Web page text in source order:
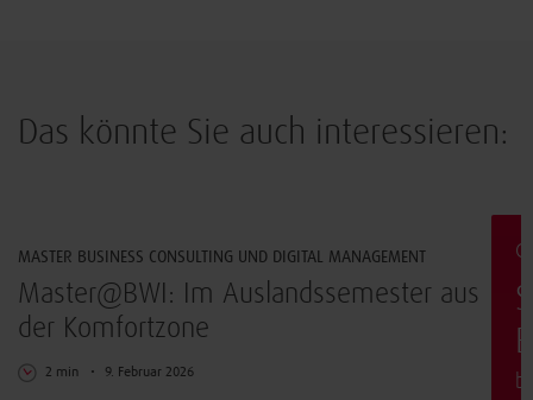
Das könnte Sie auch interessieren:
MASTER BUSINESS CONSULTING UND DIGITAL MANAGEMENT
Master@BWI: Im Auslandssemester aus
der Komfortzone
2 min 9. Februar 2026